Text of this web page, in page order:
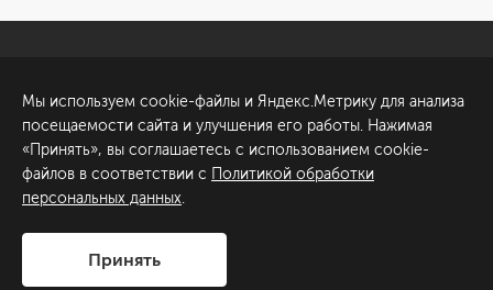
Обсудить проект
ул. Академика Павлова, 6
к1
+7 (812) 200-95-55
Сделано в
Мы используем cookie-файлы и Яндекс.Метрику для анализа
посещаемости сайта и улучшения его работы. Нажимая
«Принять», вы соглашаетесь с использованием cookie-
файлов в соответствии с Политикой обработки
персональных данных.
Принять